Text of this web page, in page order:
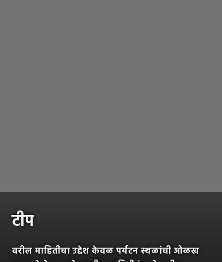
टीप
वरील माहितीचा उद्देश केवळ पर्यटन स्थळांची ओळख